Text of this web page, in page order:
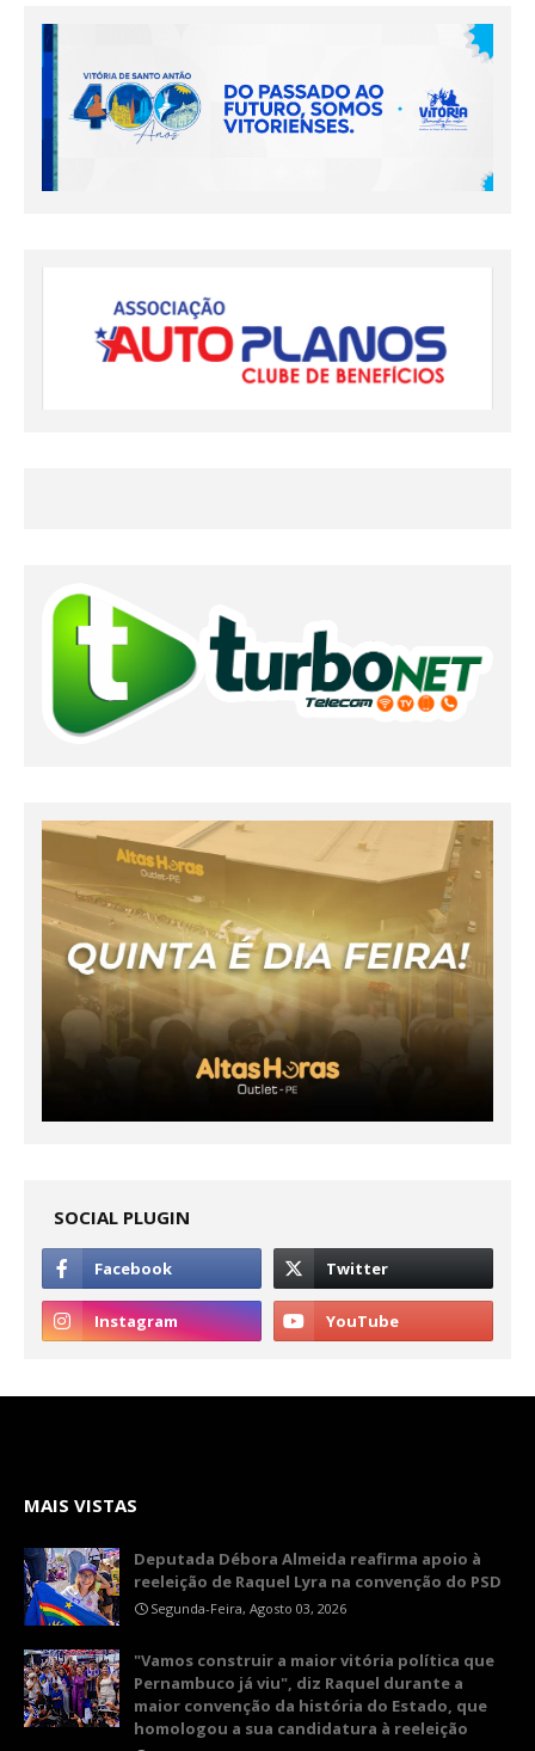
SOCIAL PLUGIN
MAIS VISTAS
Deputada Débora Almeida reafirma apoio à
reeleição de Raquel Lyra na convenção do PSD
Segunda-Feira, Agosto 03, 2026
"Vamos construir a maior vitória política que
Pernambuco já viu", diz Raquel durante a
maior convenção da história do Estado, que
homologou a sua candidatura à reeleição